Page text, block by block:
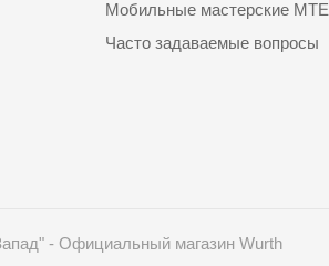
Мобильные мастерские MTE
Часто задаваемые вопросы
- Официальный магазин Wurth